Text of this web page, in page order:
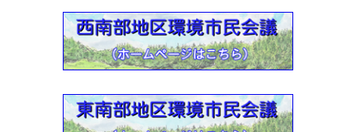
西南部地区環境市民会議活動紹介【動画】
2021-07-30
2021年度 環境教育支援
各環境市民会議リンク集ー【2021年6月30日版】